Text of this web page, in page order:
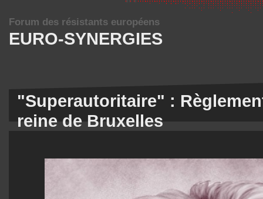
EURO-SYNERGIES
Forum des résistants européens
"Superautoritaire" :
reine de Bruxelles